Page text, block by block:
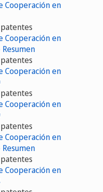
Cooperación en
Cooperación en
Cooperación en
Cooperación en
Cooperación en
Cooperación en